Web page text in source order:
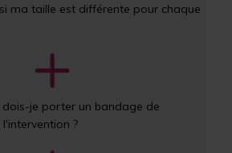
ma taille est différente pour chaque
je porter un bandage de
?